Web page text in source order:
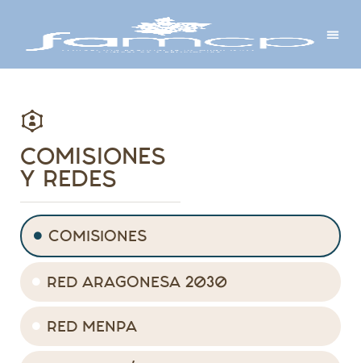
COMISIONES
Y REDES
COMISIONES
RED ARAGONESA 2030
RED MENPA